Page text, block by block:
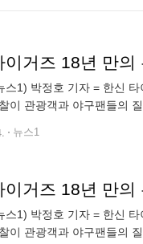
이거즈 18년 만
스1) 박정호 기자 = 한신
이 관광객과 야구팬들의
뉴스1
이거즈 18년 만
스1) 박정호 기자 = 한신
이 관광객과 야구팬들의